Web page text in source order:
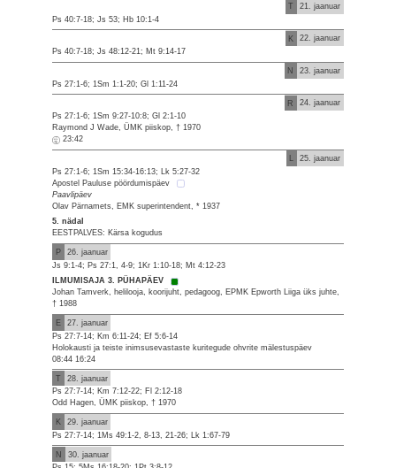
T
21. jaanuar
Ps 40:7-18; Js 53; Hb 10:1-4
K
22. jaanuar
Ps 40:7-18; Js 48:12-21; Mt 9:14-17
N
23. jaanuar
Ps 27:1-6; 1Sm 1:1-20; Gl 1:11-24
R
24. jaanuar
Ps 27:1-6; 1Sm 9:27-10:8; Gl 2:1-10
Raymond J Wade, ÜMK piiskop, † 1970
23:42
25. jaanuar
Ps 27:1-6; 1Sm 15:34-16:13; Lk 5:27-32
Apostel Pauluse pöördumispäev
Paavlipäev
Olav Pärnamets, EMK superintendent, * 1937
5. nädal
EESTPALVES: Kärsa kogudus
P
26. jaanuar
Js 9:1-4; Ps 27:1, 4-9; 1Kr 1:10-18; Mt 4:12-23
ILMUMISAJA 3. PÜHAPÄEV
Johan Tamverk, helilooja, koorijuht, pedagoog, EPMK Epworth Liiga üks juhte,
† 1988
E
27. jaanuar
Ps 27:7-14; Km 6:11-24; Ef 5:6-14
Holokausti ja teiste inimsusevastaste kuritegude ohvrite mälestuspäev
08:44 16:24
T
28. jaanuar
Ps 27:7-14; Km 7:12-22; Fl 2:12-18
Odd Hagen, ÜMK piiskop, † 1970
K
29. jaanuar
Ps 27:7-14; 1Ms 49:1-2, 8-13, 21-26; Lk 1:67-79
N
30. jaanuar